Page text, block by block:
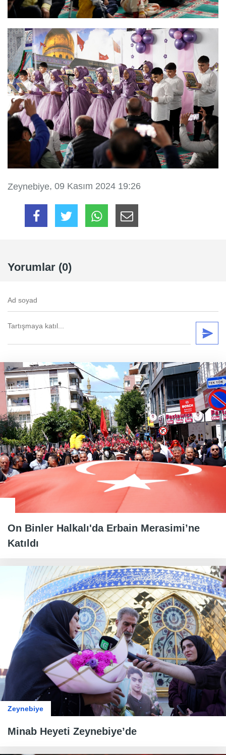
Zeynebiye, 09 Kasım 2024 19:26
Yorumlar (0)
On Binler Halkalı'da Erbain Merasimi’ne
Katıldı
Zeynebiye
Minab Heyeti Zeynebiye’de